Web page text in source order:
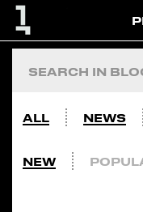
ALL NEWS
NEW